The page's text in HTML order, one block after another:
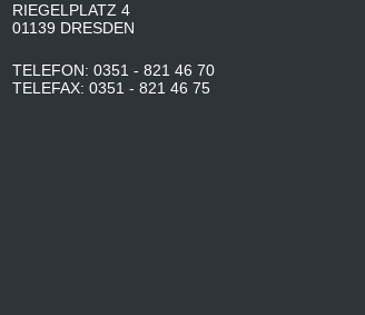
RIEGELPLATZ 4
01139 DRESDEN
TELEFON: 0351 - 821 46 70
TELEFAX: 0351 - 821 46 75